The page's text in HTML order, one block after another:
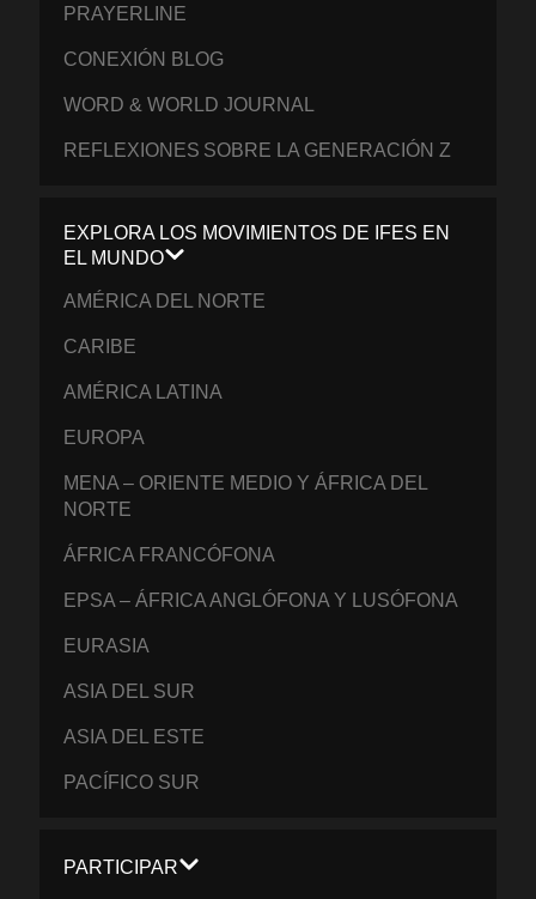
PRAYERLINE
CONEXIÓN BLOG
WORD & WORLD JOURNAL
REFLEXIONES SOBRE LA GENERACIÓN Z
EXPLORA LOS MOVIMIENTOS DE IFES EN
EL MUNDO
AMÉRICA DEL NORTE
CARIBE
AMÉRICA LATINA
EUROPA
MENA – ORIENTE MEDIO Y ÁFRICA DEL
NORTE
ÁFRICA FRANCÓFONA
EPSA – ÁFRICA ANGLÓFONA Y LUSÓFONA
EURASIA
ASIA DEL SUR
ASIA DEL ESTE
PACÍFICO SUR
PARTICIPAR